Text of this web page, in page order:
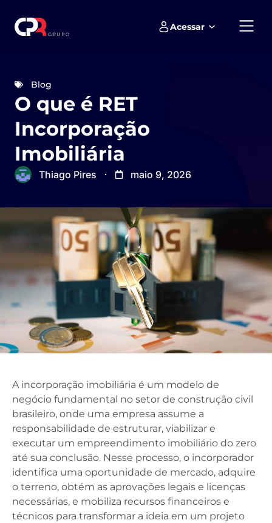
Acessar
Blog
O que é RET
Incorporação
Imobiliária
Thiago Pires maio 9, 2026
A incorporação imobiliária é um modelo de
negócio fundamental no setor de construção civil
brasileiro, onde uma empresa assume a
responsabilidade de estruturar, viabilizar e
executar um empreendimento imobiliário do zero
até sua conclusão. Nesse processo, o incorporador
identifica uma oportunidade de mercado, adquire
o terreno, obtém as aprovações legais e licenças
necessárias, e mobiliza recursos financeiros e
técnicos para transformar a ideia em um projeto